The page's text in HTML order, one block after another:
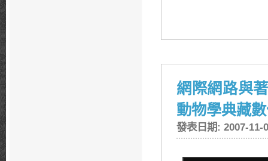
網際網路與
動物學典藏
發表日期: 2007-11-